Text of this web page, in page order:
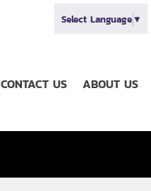
Select Language▼
CONTACT US ABOUT US